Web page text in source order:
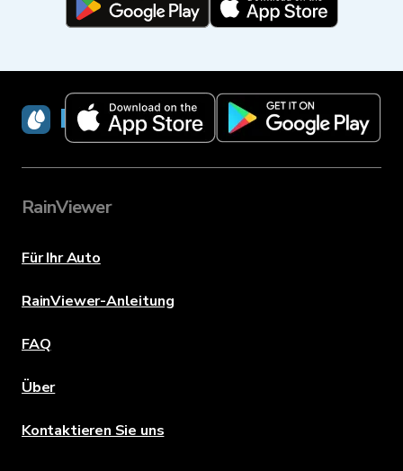
RainViewer
RainViewer
Für Ihr Auto
RainViewer-Anleitung
FAQ
Über
Kontaktieren Sie uns